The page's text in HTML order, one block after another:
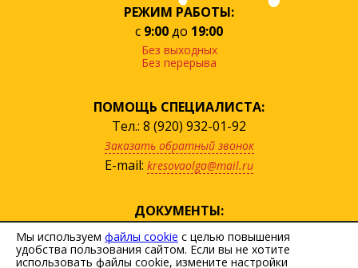
РЕЖИМ РАБОТЫ:
с 9:00до 19:00
Без выходных
Без перерыва
ПОМОЩЬ СПЕЦИАЛИСТА:
Тел.: 8 (920) 932-01-92
Заказать обратный звонок
E-mail: kresovaolga@mail.ru
ДОКУМЕНТЫ:
посмотреть прайс
скачать договор
Мы используем файлы cookie с целью повышения
удобства пользования сайтом. Если вы не хотите
использовать файлы cookie, измените настройки